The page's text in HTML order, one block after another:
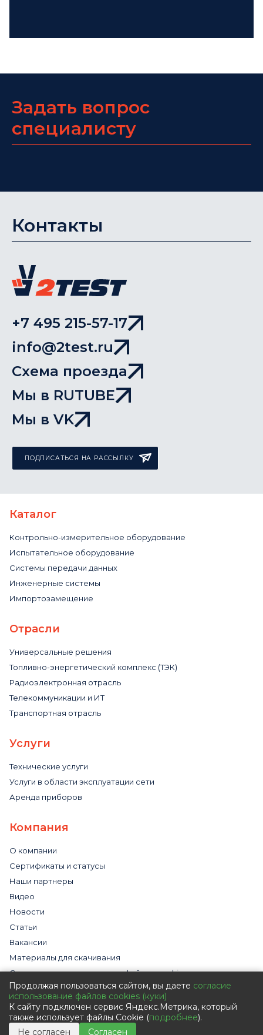
Задать вопрос
специалисту
Контакты
+7 495 215-57-17
info@2test.ru
Схема проезда
Мы в RUTUBE
Мы в VK
ПОДПИСАТЬСЯ НА РАССЫЛКУ
Каталог
Контрольно-измерительное оборудование
Испытательное оборудование
Системы передачи данных
Инженерные системы
Импортозамещение
Отрасли
Универсальные решения
Топливно-энергетический комплекс (ТЭК)
Радиоэлектронная отрасль
Телекоммуникации и ИТ
Транспортная отрасль
Услуги
Технические услуги
Услуги в области эксплуатации сети
Аренда приборов
Компания
О компании
Сертификаты и статусы
Наши партнеры
Видео
Новости
Статьи
Вакансии
Материалы для скачивания
Cогласие на использование файлов cookies
Обработка персональных данных с помощью сервиса
«Яндекс.Метрика»
Политика в отношении обработки персональных данных
Пользовательское соглашение
Продолжая пользоваться сайтом, вы даете согласие
использование файлов cookies (куки)
К сайту подключен сервис Яндекс.Метрика, который
также использует файлы Cookie (подробнее).
Не согласен
Согласен